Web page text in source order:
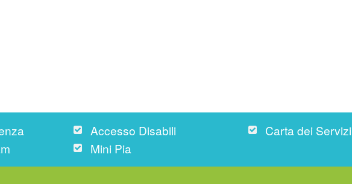
Accesso Disabili Carta dei Servizi
Mini Pia